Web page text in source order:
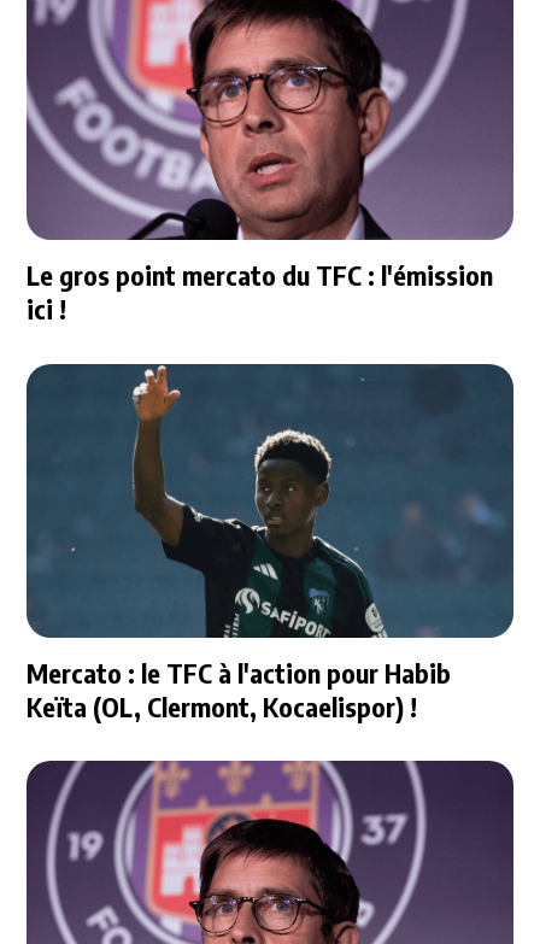
Le gros point mercato du TFC : l'émission
ici !
Mercato : le TFC à l'action pour Habib
Keïta (OL, Clermont, Kocaelispor) !